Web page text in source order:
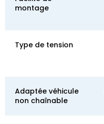
montage
Type de tension
Adaptée véhicule
non chaînable